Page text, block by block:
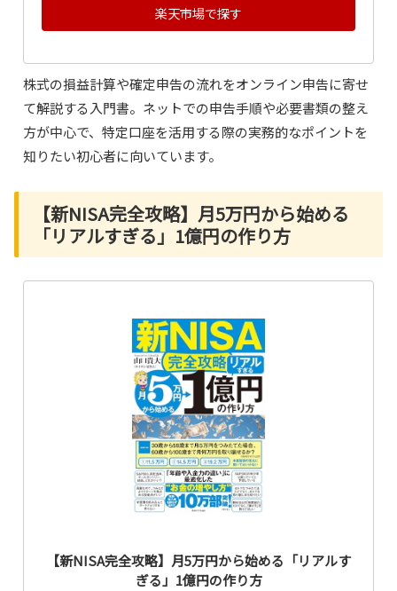
楽天市場で探す
株式の損益計算や確定申告の流れをオンライン申告に寄せ
て解説する入門書。ネットでの申告手順や必要書類の整え
方が中心で、特定口座を活用する際の実務的なポイントを
知りたい初心者に向いています。
【新NISA完全攻略】月5万円から始める
「リアルすぎる」1億円の作り方
【新NISA完全攻略】月5万円から始める「リアルす
ぎる」1億円の作り方